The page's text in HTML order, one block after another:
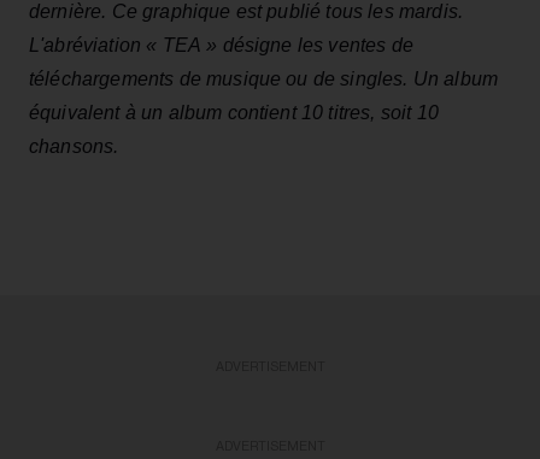
dernière. Ce graphique est publié tous les mardis.
L'abréviation « TEA » désigne les ventes de
téléchargements de musique ou de singles. Un album
équivalent à un album contient 10 titres, soit 10
chansons.